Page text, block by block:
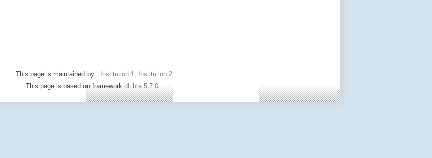
This page is maintained by :
Institution 1, Institution 2
This page is based on framework dLibra 5.7.0